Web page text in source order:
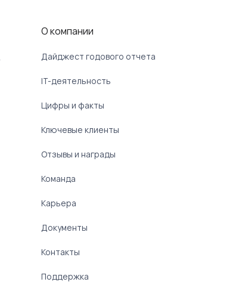
О компании
Дайджест годового отчета
IT-деятельность
Цифры и факты
Ключевые клиенты
Отзывы и награды
Команда
Карьера
Документы
Контакты
Поддержка